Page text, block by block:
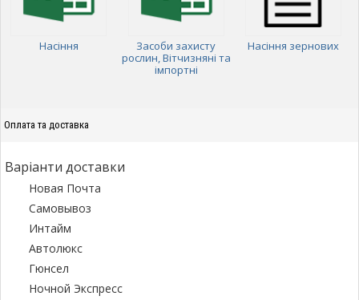
Насіння
Засоби захисту
рослин, Вітчизняні та
імпортні
Насіння зернових
Оплата та доставка
Варіанти доставки
Новая Почта
Самовывоз
Интайм
Автолюкс
Гюнсел
Ночной Экспресс